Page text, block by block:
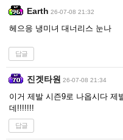
Earth 26-07-08 21:32
헤으응 냉미녀 대너리스 눈나
답글
진겟타원 26-07-08 21:34
이거 제발 시즌9로 나옵시다 제
데!!!!!!!
답글